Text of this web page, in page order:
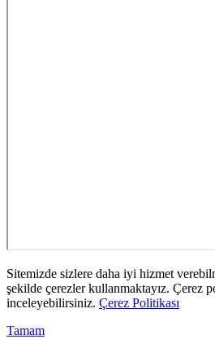
Sitemizde sizlere daha iyi hizmet
şekilde çerezler kullanmaktayız. Çerez
inceleyebilirsiniz. Çerez Politikası
Tamam